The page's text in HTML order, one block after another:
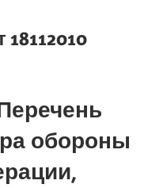
обороны